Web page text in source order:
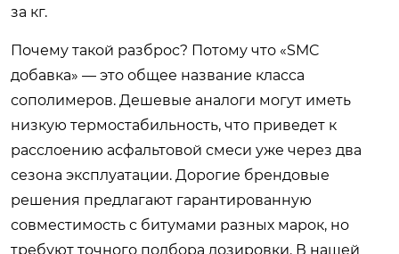
за кг.
Почему такой разброс? Потому что «SMC
добавка» — это общее название класса
сополимеров. Дешевые аналоги могут иметь
низкую термостабильность, что приведет к
расслоению асфальтовой смеси уже через два
сезона эксплуатации. Дорогие брендовые
решения предлагают гарантированную
совместимость с битумами разных марок, но
требуют точного подбора дозировки. В нашей